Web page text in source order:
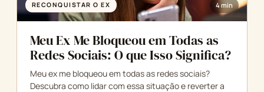
RECONQUISTAR O EX 4 min
Meu Ex Me Bloqueou em Todas as
Redes Sociais: O que Isso Significa?
Meu ex me bloqueou em todas as redes sociais?
Descubra como lidar com essa situação e reverter a